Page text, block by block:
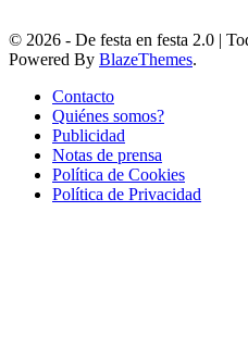
© 2026 - De festa en festa 2.0 |
Powered By BlazeThemes.
Contacto
Quiénes somos?
Publicidad
Notas de prensa
Política de Cookies
Política de Privacidad